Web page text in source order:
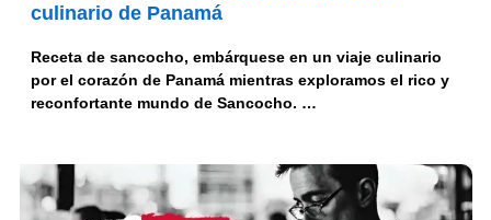
culinario de Panamá
Receta de sancocho, embárquese en un viaje culinario
por el corazón de Panamá mientras exploramos el rico y
reconfortante mundo de Sancocho. …